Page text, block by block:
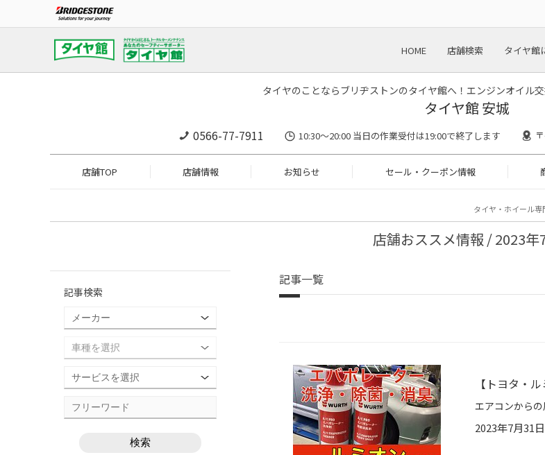
HOME 店舗検索 タイヤ館
タイヤのことならブリヂストンのタイヤ館へ！エンジンオイル
タイヤ館 安城
0566-77-7911 10:30〜20:00 当日の作業受付は19:00で終了します
店舗TOP 店舗情報 お知らせ セール・クーポン情報
タイヤ・ホイール
店舗おススメ情報 / 2023年
記事一覧
【トヨタ・
2023年7月31日
記事検索